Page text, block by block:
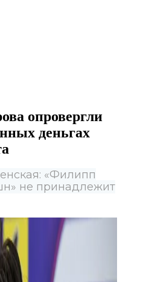
опровергли
деньгах
«Филипп
не принадлежит